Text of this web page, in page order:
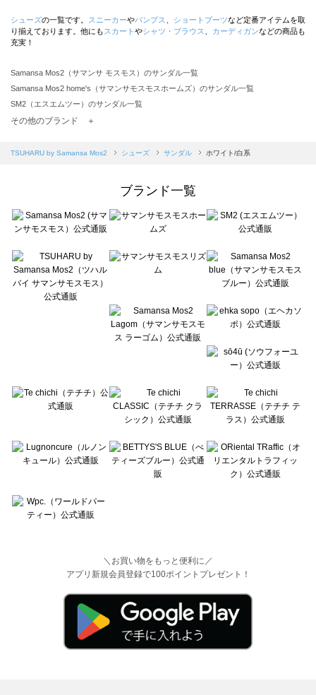
シューズの一覧です。 スニーカーやパンプス ショートブーツなど定番アイテムを取
り揃えております。他にも スカート やシャツ・ブラウス カーディガンなどの商品も
充実！
Samansa Mos2（サマンサ モスモス）のサンダル一覧
Samansa Mos2 home's（サマンサモスモスホームズ）のサンダル一覧
SM2（エスエムツー）のサンダル一覧
TSUHARU by Samansa Mos2（ツハルバイサマンサモスモス）のサンダル一覧
Samansa Mos2 blue（サマンサモスモス ブルー）のサンダル一覧
sō4ū（ソウフォーユー）のサンダル一覧
Te chichi（テチチ）のサンダル一覧
Te chichi CLASSIC（テチチ クラシック）のサンダル一覧
Lugnoncure（ルノンキュール）のサンダル一覧
BETTY'S BLUE（べティーズブルー）のサンダル一覧
Wpc.（ワールドパーティー）のサンダル一覧
その他のブランド ＋
TSUHARU by Samansa Mos2 シューズ サンダル ホワイト/白系
ブランド一覧
＼お買い物をもっと便利に／
アプリ新規会員登録で100ポイントプレゼント！